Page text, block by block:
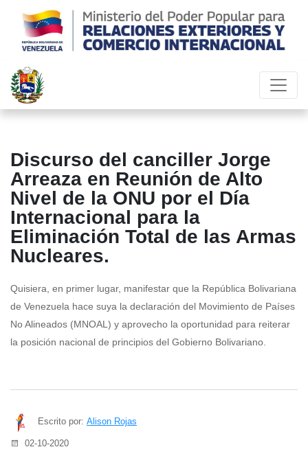
Discurso del canciller Jorge
Arreaza en Reunión de Alto
Nivel de la ONU por el Día
Internacional para la
Eliminación Total de las Armas
Nucleares.
Quisiera, en primer lugar, manifestar que la República Bolivariana
de Venezuela hace suya la declaración del Movimiento de Países
No Alineados (MNOAL) y aprovecho la oportunidad para reiterar
la posición nacional de principios del Gobierno Bolivariano.
Escrito por: Alison Rojas
02-10-2020